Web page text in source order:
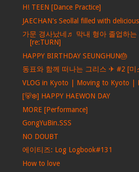
H! TEEN [Dance Practice]
JAECHAN's Seollal filled with
가문 경사났네♬ 막내 형아 졸업하
[re:TURN]
HAPPY BIRTHDAY SEUNGHUN🎂
동표와 함께 떠나는 그리스 ✈ #2 [미
VLOG in Kyoto | Moving to Kyoto |
[🐻‍❄️] HAPPY HAEWON DAY
MORE [Performance]
GongYuBin.SSS
NO DOUBT
에이티즈: Log Logbook#131
How to love